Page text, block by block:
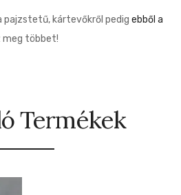
pajzstetű, kártevőkről pedig ebből a
meg többet!
Termékek